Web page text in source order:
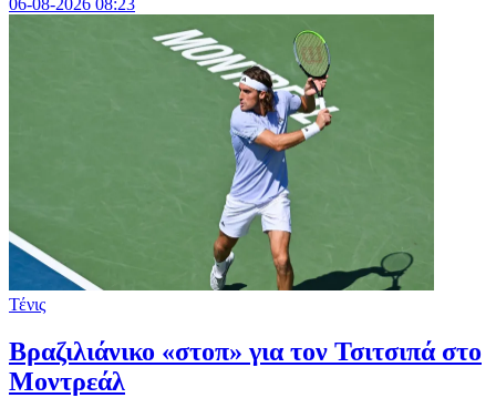
Τένις
Βραζιλιάνικο «στοπ» για τον Τσιτσιπά στο
Μοντρεάλ